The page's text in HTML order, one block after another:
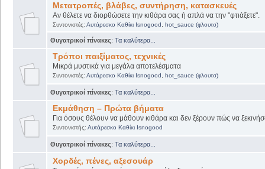
Μετατροπές, βλάβες, συντήρηση, κατασκευές
Αν θέλετε να διορθώσετε την κιθάρα σας ή απλά να την "φτιάξετε".
Συντονιστές: Αυτάρεσκο Καθίκι Isnogood hot_sauce (φλουτσ)
Θυγατρικοί πίνακες: Τα καλύτερα...
Τρόποι παιξίματος, τεχνικές
Μικρά μυστικά για μεγάλα αποτελέσματα
Συντονιστές: Αυτάρεσκο Καθίκι Isnogood hot_sauce (φλουτσ)
Θυγατρικοί πίνακες: Τα καλύτερα...
Εκμάθηση – Πρώτα βήματα
Για όσους θέλουν να μάθουν κιθάρα και δεν ξέρουν πώς να
Συντονιστής: Αυτάρεσκο Καθίκι Isnogood
Θυγατρικοί πίνακες: Τα καλύτερα...
Χορδές, πένες, αξεσουάρ